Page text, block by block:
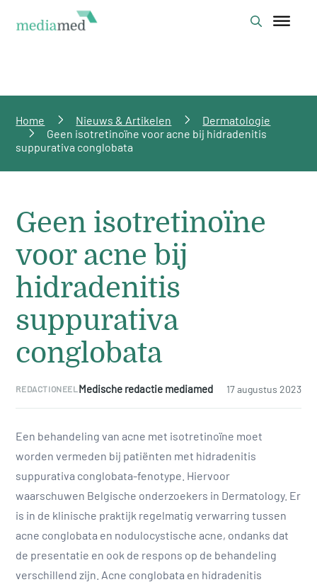
Home Nieuws & Artikelen
Dermatologie
Geen isotretinoïne voor acne bij hidradenitis
suppurativa conglobata
Geen isotretinoïne
voor acne bij
hidradenitis
suppurativa
conglobata
REDACTIONEEL Medische redactie mediamed 17 augustus 2023
Een behandeling van acne met isotretinoïne moet
worden vermeden bij patiënten met hidradenitis
suppurativa conglobata-fenotype. Hiervoor
waarschuwen Belgische onderzoekers in Dermatology. Er
is in de klinische praktijk regelmatig verwarring tussen
acne conglobata en nodulocystische acne, ondanks dat
de presentatie en ook de respons op de behandeling
verschillend zijn. Acne conglobata en hidradenitis